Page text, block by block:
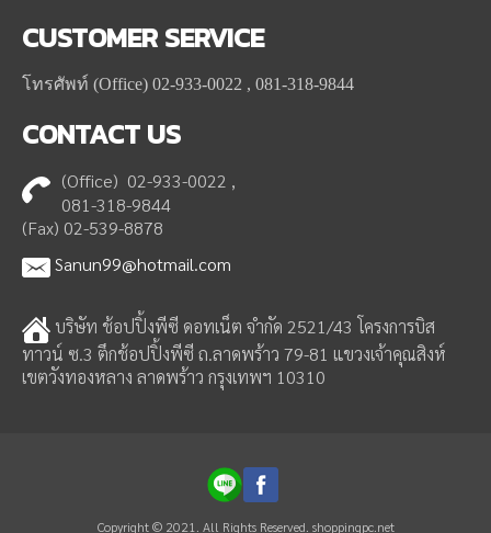
CUSTOMERSERVICE
โทรศัพท์ (Office) 02-933-0022 , 081-318-9844
CONTACTUS
(Office) 02-933-0022 ,
081-318-9844
(Fax) 02-539-8878
Sanun99@hotmail.com
บริษัท ช้อปปิ้งพีซี ดอทเน็ต จำกัด 2521/43 โครงการบิส
ทาวน์ ซ.3 ตึกช้อปปิ้งพีซี ถ.ลาดพร้าว 79-81 แขวงเจ้าคุณสิงห์
เขตวังทองหลาง ลาดพร้าว กรุงเทพฯ 10310
Copyright © 2021. All Rights Reserved. shoppingpc.net